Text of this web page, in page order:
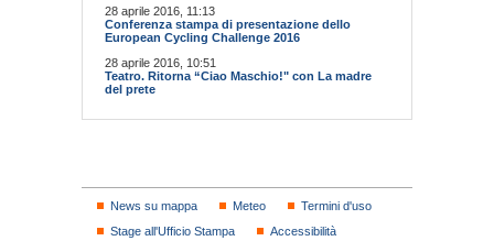
28 aprile 2016, 11:13
Conferenza stampa di presentazione dello
European Cycling Challenge 2016
28 aprile 2016, 10:51
Teatro. Ritorna “Ciao Maschio!" con La madre
del prete
News su mappa Meteo
Termini d'uso
Stage all'Ufficio Stampa
Accessibilità